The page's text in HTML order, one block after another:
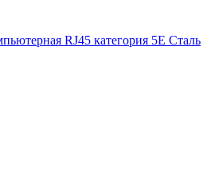
RJ45 категория 5Е Сталь